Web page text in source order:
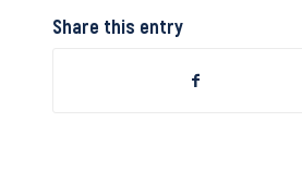
Share this entry